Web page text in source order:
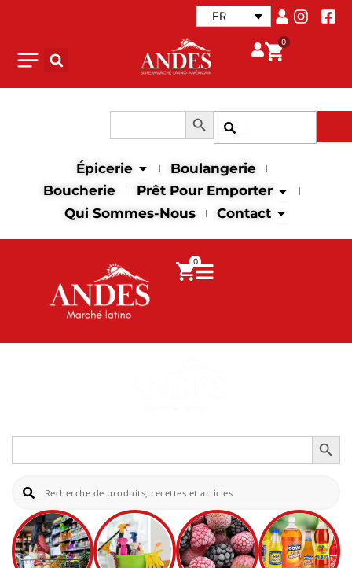
FR
0
Search
Search Button
Épicerie Open Épicerie
Boulangerie
Boucherie
Prêt Pour Emporter Open Prêt
Qui Sommes-Nous Contact Open
0
Search
Search Button